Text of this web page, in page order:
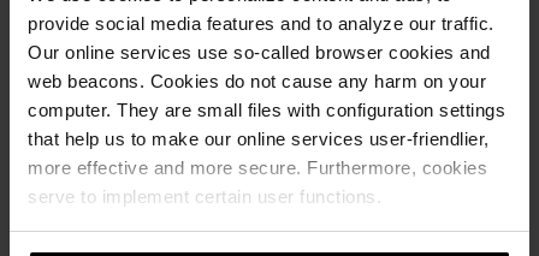
provide social media features and to analyze our traffic.
Our online services use so-called browser cookies and
web beacons. Cookies do not cause any harm on your
computer. They are small files with configuration settings
that help us to make our online services user-friendlier,
more effective and more secure. Furthermore, cookies
serve to implement certain user functions.
Offiserporten: tegl forbinder tak og
fasade på ny butikk